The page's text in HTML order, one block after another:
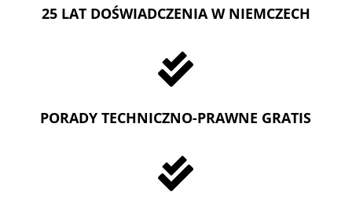
25 LAT DOŚWIADCZENIA W NIEMCZECH

PORADY TECHNICZNO-PRAWNE GRATIS
